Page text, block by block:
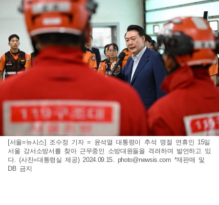
[서울=뉴시스] 조수정 기자 = 윤석열 대통령이 추석 명절 연휴인 15일
서울 강서소방서를 찾아 근무중인 소방대원들을 격려하며 발언하고 있
다. (사진=대통령실 제공) 2024.09.15. photo@newsis.com *재판매 및
DB 금지